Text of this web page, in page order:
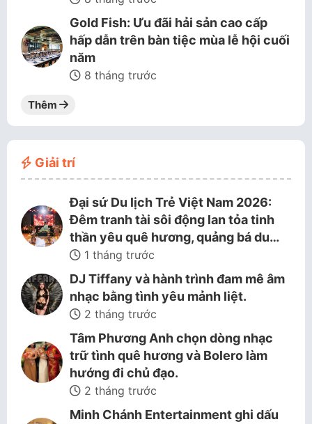
Gold Fish: Ưu đãi hải sản cao cấp
hấp dẫn trên bàn tiệc mùa lễ hội cuối
năm
8 tháng trước
Thêm
Giải trí
Đại sứ Du lịch Trẻ Việt Nam 2026:
Đêm tranh tài sôi động lan tỏa tinh
thần yêu quê hương, quảng bá du…
1 tháng trước
DJ Tiffany và hành trình đam mê âm
nhạc bằng tình yêu mảnh liệt.
2 tháng trước
Tâm Phương Anh chọn dòng nhạc
trữ tình quê hương và Bolero làm
hướng đi chủ đạo.
2 tháng trước
Minh Chánh Entertainment ghi dấu